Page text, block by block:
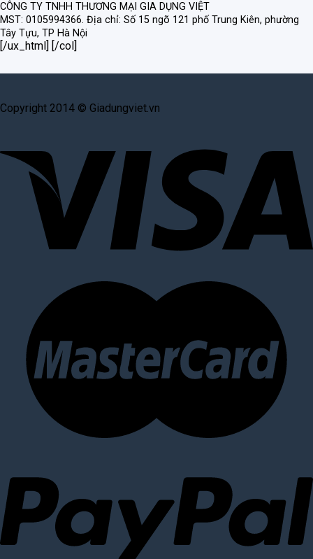
CÔNG TY TNHH THƯƠNG MẠI GIA DỤNG VIỆT
MST: 0105994366. Địa chỉ: Số 15 ngõ 121 phố Trung Kiên, phường
Tây Tựu, TP Hà Nội
[/ux_html] [/col]
Copyright 2014 © Giadungviet.vn